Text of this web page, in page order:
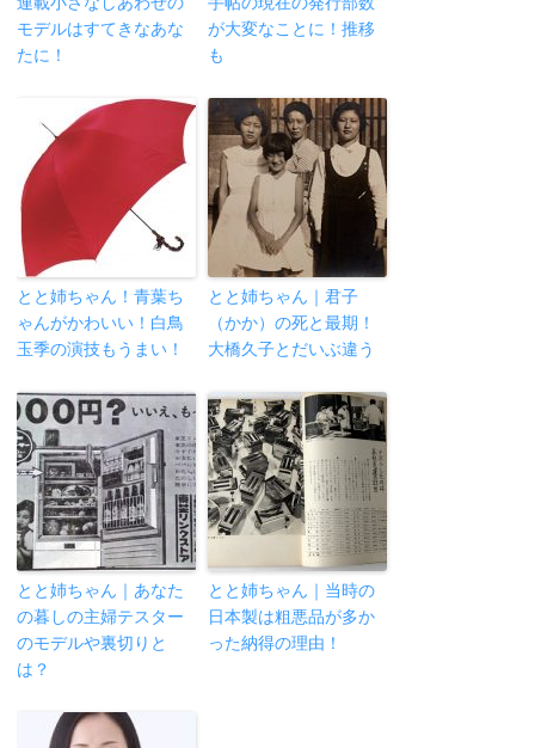
モデルはすてきなあな
たに！
が大変なことに！推移
も
とと姉ちゃん！青葉ち
ゃんがかわいい！白鳥
玉季の演技もうまい！
とと姉ちゃん｜君子
（かか）の死と最期！
大橋久子とだいぶ違う
とと姉ちゃん｜あなた
の暮しの主婦テスター
のモデルや裏切りと
は？
とと姉ちゃん｜当時の
日本製は粗悪品が多か
った納得の理由！